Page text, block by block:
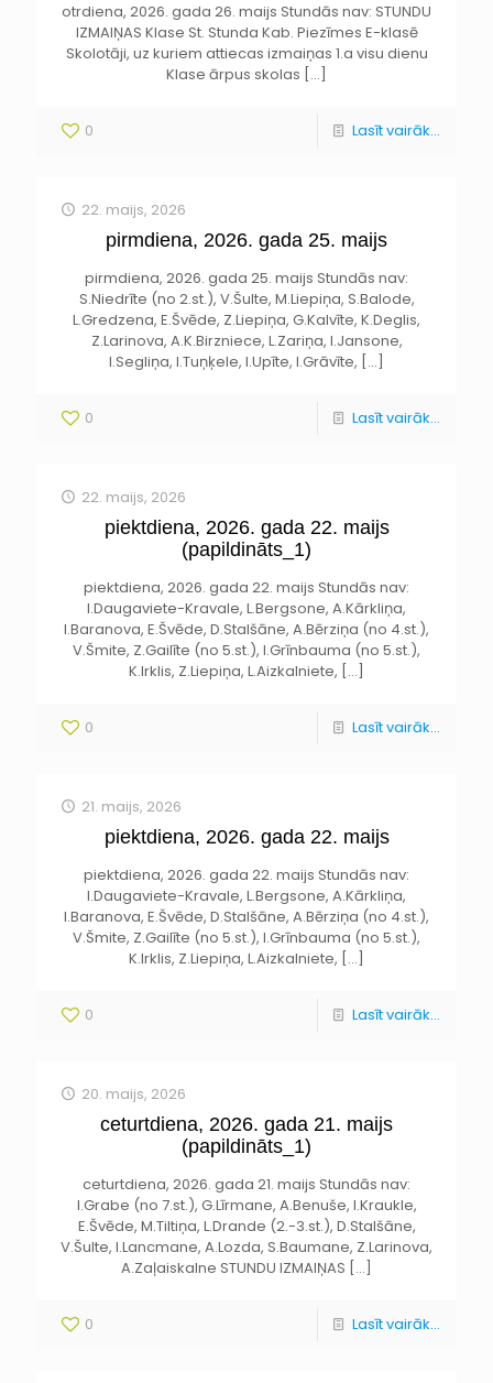
otrdiena, 2026. gada 26. maijs Stundās nav: STUNDU
IZMAIŅAS Klase St. Stunda Kab. Piezīmes E-klasē
Skolotāji, uz kuriem attiecas izmaiņas 1.a visu dienu
Klase ārpus skolas […]
0 Lasīt vairāk...
22. maijs, 2026
pirmdiena, 2026. gada 25. maijs
pirmdiena, 2026. gada 25. maijs Stundās nav:
S.Niedrīte (no 2.st.), V.Šulte, M.Liepiņa, S.Balode,
L.Gredzena, E.Švēde, Z.Liepiņa, G.Kalvīte, K.Deglis,
Z.Larinova, A.K.Birzniece, L.Zariņa, I.Jansone,
I.Segliņa, I.Tuņķele, I.Upīte, I.Grāvīte, […]
0 Lasīt vairāk...
22. maijs, 2026
piektdiena, 2026. gada 22. maijs
(papildināts_1)
piektdiena, 2026. gada 22. maijs Stundās nav:
I.Daugaviete-Kravale, L.Bergsone, A.Kārkliņa,
I.Baranova, E.Švēde, D.Stalšāne, A.Bērziņa (no 4.st.),
V.Šmite, Z.Gailīte (no 5.st.), I.Grīnbauma (no 5.st.),
K.Irklis, Z.Liepiņa, L.Aizkalniete, […]
0 Lasīt vairāk...
21. maijs, 2026
piektdiena, 2026. gada 22. maijs
piektdiena, 2026. gada 22. maijs Stundās nav:
I.Daugaviete-Kravale, L.Bergsone, A.Kārkliņa,
I.Baranova, E.Švēde, D.Stalšāne, A.Bērziņa (no 4.st.),
V.Šmite, Z.Gailīte (no 5.st.), I.Grīnbauma (no 5.st.),
K.Irklis, Z.Liepiņa, L.Aizkalniete, […]
0 Lasīt vairāk...
20. maijs, 2026
ceturtdiena, 2026. gada 21. maijs
(papildināts_1)
ceturtdiena, 2026. gada 21. maijs Stundās nav:
I.Grabe (no 7.st.), G.Līrmane, A.Benuše, I.Kraukle,
E.Švēde, M.Tiltiņa, L.Drande (2.-3.st.), D.Stalšāne,
V.Šulte, I.Lancmane, A.Lozda, S.Baumane, Z.Larinova,
A.Zaļaiskalne STUNDU IZMAIŅAS […]
0 Lasīt vairāk...